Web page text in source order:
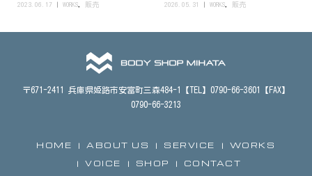
2023.06.17 WORKS, 販売 2026.05.31 WORKS 販売
〒671-2411 兵庫県姫路市安富町三森484-1【TEL】0790-66-3601【FAX】
0790-66-3213
HOME ABOUT US SERVICE WORKS
VOICE SHOP CONTACT